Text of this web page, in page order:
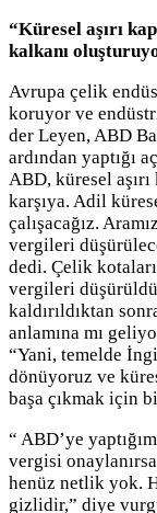
“Küresel aşırı
kalkanı
Avrupa çelik
koruyor ve
der Leyen, ABD
ardından yaptığı
ABD, küresel
karşıya. Adil
çalışacağız.
vergileri
dedi. Çelik
vergileri
kaldırıldıktan
anlamına mı
“Yani, temelde
dönüyoruz ve
başa çıkmak için
“ ABD’ye
vergisi
henüz netlik yok.
gizlidir,” diye